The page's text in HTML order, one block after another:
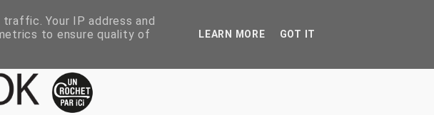
Your IP address and
to ensure quality of
LEARN MORE GOT IT